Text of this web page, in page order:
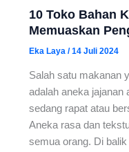
10 Toko Bahan
Memuaskan
Eka Laya /14 Juli 2024
Salah satu makanan
adalah aneka jajanan
sedang rapat atau
Aneka rasa dan
semua orang. Di